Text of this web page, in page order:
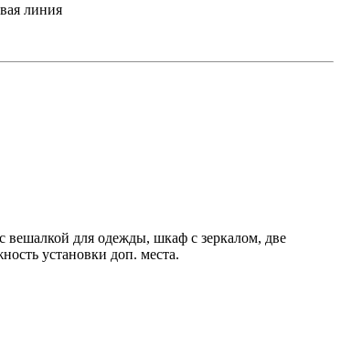
линия
вешалкой для одежды, шкаф с зеркалом, две
установки доп. места.